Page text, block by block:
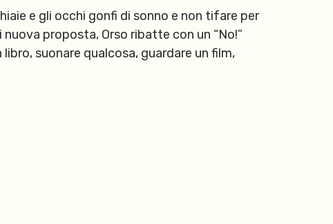
e gli occhi gonfi di sonno e non tifare per
proposta, Orso ribatte con un “No!”
suonare qualcosa, guardare un film,